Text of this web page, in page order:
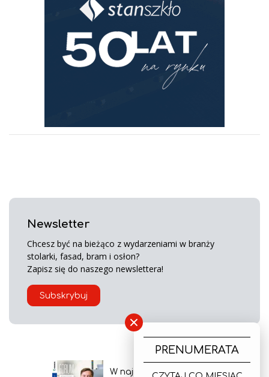
Newsletter
Chcesz być na bieżąco z wydarzeniami w branży
stolarki, fasad, bram i osłon?
Zapisz się do naszego newslettera!
Subskrybuj
W najnowszym wydaniu
×
PRENUMERATA